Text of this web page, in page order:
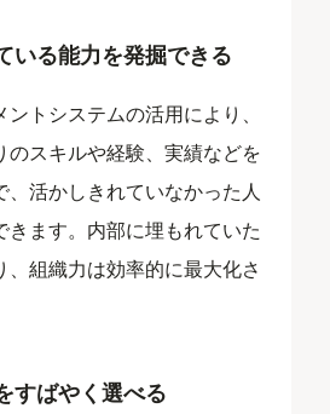
いる能力を発掘できる
トシステムの活用により、
のスキルや経験、実績などを
、活かしきれていなかった人
きます。内部に埋もれていた
、組織力は効率的に最大化さ
すばやく選べる